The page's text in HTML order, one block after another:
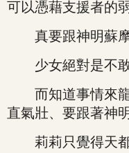
可以憑藉支援者的
真要跟神明蘇摩
少女絕對是不敢
而知道事情來龍
直氣壯、要跟著神
莉莉只覺得天都